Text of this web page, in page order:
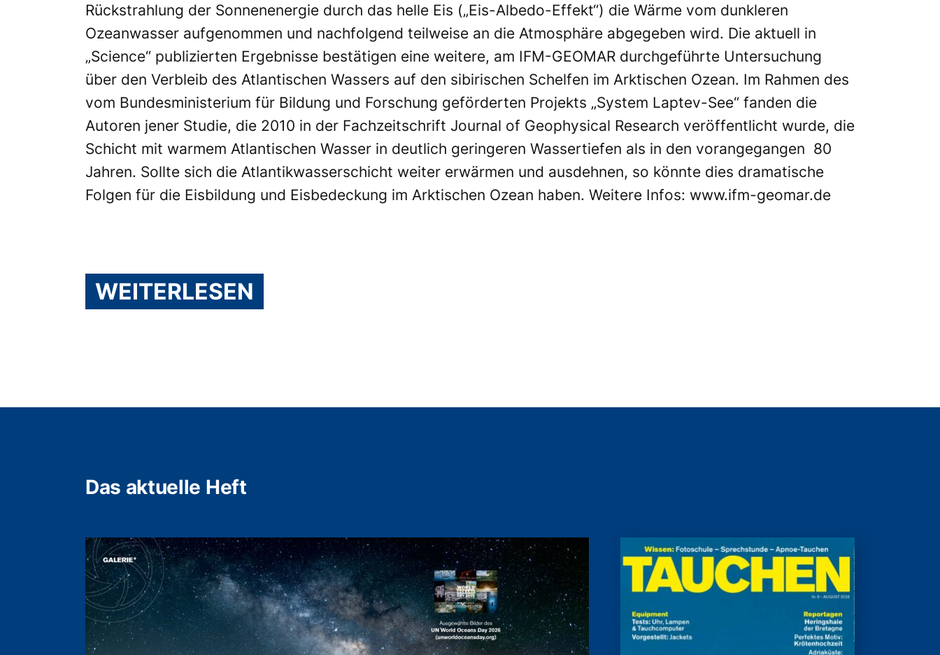
Rückstrahlung der Sonnenenergie durch das helle Eis („Eis-Albedo-Effekt“) die Wärme vom dunkleren
Ozeanwasser aufgenommen und nachfolgend teilweise an die Atmosphäre abgegeben wird. Die aktuell in
„Science“ publizierten Ergebnisse bestätigen eine weitere, am IFM-GEOMAR durchgeführte Untersuchung
über den Verbleib des Atlantischen Wassers auf den sibirischen Schelfen im Arktischen Ozean. Im Rahmen des
vom Bundesministerium für Bildung und Forschung geförderten Projekts „System Laptev-See“ fanden die
Autoren jener Studie, die 2010 in der Fachzeitschrift Journal of Geophysical Research veröffentlicht wurde, die
Schicht mit warmem Atlantischen Wasser in deutlich geringeren Wassertiefen als in den vorangegangen 80
Jahren. Sollte sich die Atlantikwasserschicht weiter erwärmen und ausdehnen, so könnte dies dramatische
Folgen für die Eisbildung und Eisbedeckung im Arktischen Ozean haben. Weitere Infos: www.ifm-geomar.de
WEITERLESEN
Das aktuelle Heft